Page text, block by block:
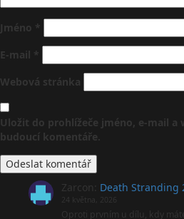
Jméno *
E-mail *
Webová stránka
Uložit do prohlížeče jméno, e-mail
budoucí komentáře.
Zarcon Death Stranding
24 května, 2026
Oproti prvním u dílu, kdy